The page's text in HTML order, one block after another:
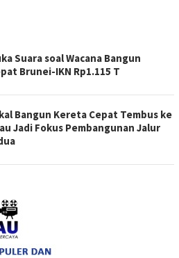
Suara soal Wacana Bangun
Brunei-IKN Rp1.115 T
Bangun Kereta Cepat Tembus ke
Jadi Fokus Pembangunan Jalur